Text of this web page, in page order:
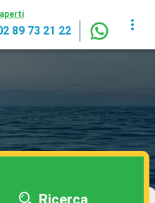
aperti
89 73 21 22
Ricerca